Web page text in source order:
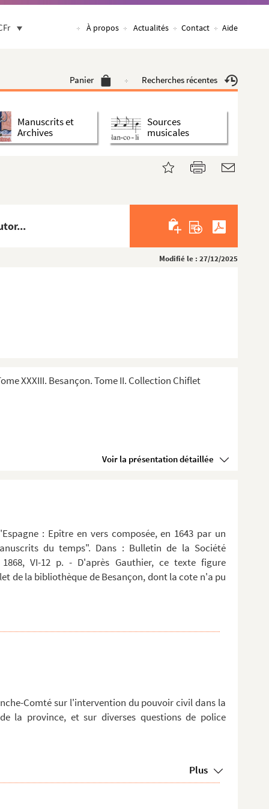
À propos Actualités Contact Aide
Panier Recherches récentes
Manuscrits et
Archives
Sources
musicales
Modifié le : 27/12/2025
XXXIII. Besançon. Tome II. Collection Chiflet
Voir la présentation détaillée
: Epître en vers composée, en 1643 par un
du temps". Dans : Bulletin de la Société
VI-12 p. - D'après Gauthier, ce texte figure
de la bibliothèque de Besançon, dont la cote n'a pu
Comté sur l'intervention du pouvoir civil dans la
la province, et sur diverses questions de police
Plus